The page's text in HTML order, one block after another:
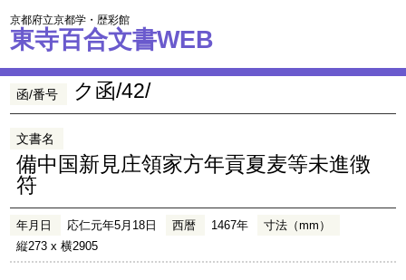
京都府立京都学・歴彩館
東寺百合文書WEB
函/番号 ク函/42/
文書名
備中国新見庄領家方年貢夏麦等未進徴
符
年月日 応仁元年5月18日 西暦 1467年
寸法（mm）
縦273 x 横2905